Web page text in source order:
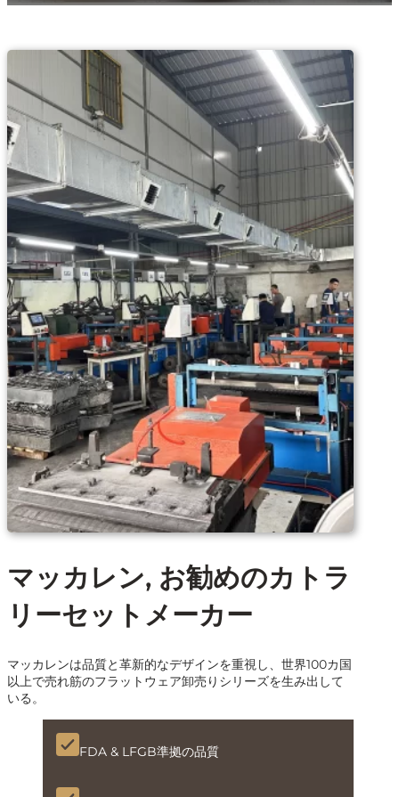
マッカレン, お勧めのカトラ
リーセットメーカー
マッカレンは品質と革新的なデザインを重視し、世界100カ国
以上で売れ筋のフラットウェア卸売りシリーズを生み出して
いる。
FDA & LFGB準拠の品質